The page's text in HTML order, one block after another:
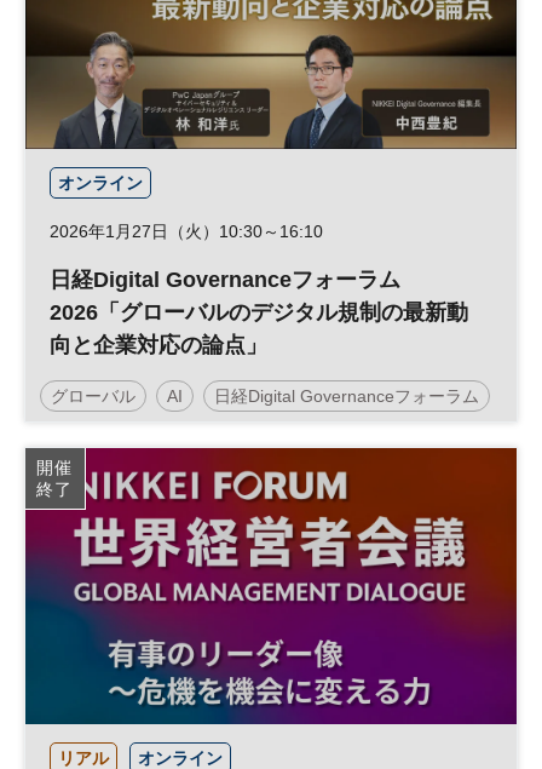
オンライン
2026年1月27日（火）10:30～16:10
日経Digital Governanceフォーラム
2026「グローバルのデジタル規制の最新動
向と企業対応の論点」
グローバル AI 日経Digital Governanceフォーラム
AIデータ 経済安全保障 生成AI 経営戦略
サイバーセキュリティ データ DX
開催
終了
リアル オンライン